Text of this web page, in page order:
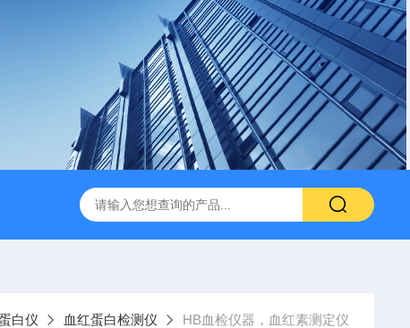
GC-2060F智能血液中酒精色谱仪，血液酒精检测仪
白仪 血红蛋白检测仪 HB血检仪器，血红素测定仪